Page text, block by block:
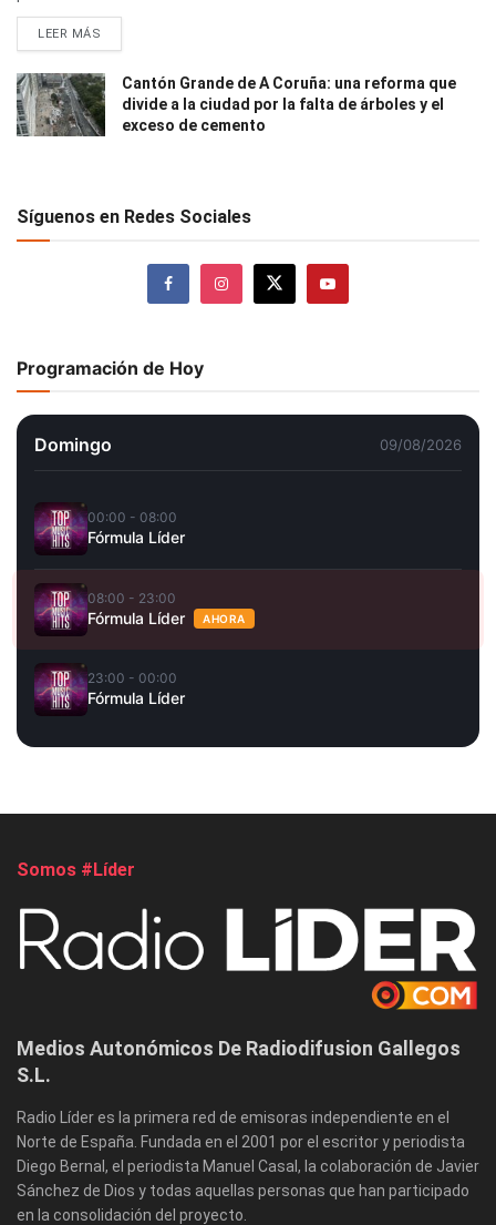
LEER MÁS
Cantón Grande de A Coruña: una reforma que
divide a la ciudad por la falta de árboles y el
exceso de cemento
Síguenos en Redes Sociales
Programación de Hoy
Domingo 09/08/2026
00:00 - 08:00
Fórmula Líder
08:00 - 23:00
Fórmula Líder AHORA
23:00 - 00:00
Fórmula Líder
Somos #Líder
Medios Autonómicos De Radiodifusion Gallegos
S.L.
Radio Líder es la primera red de emisoras independiente en el
Norte de España. Fundada en el 2001 por el escritor y periodista
Diego Bernal, el periodista Manuel Casal, la colaboración de Javier
Sánchez de Dios y todas aquellas personas que han participado
en la consolidación del proyecto.